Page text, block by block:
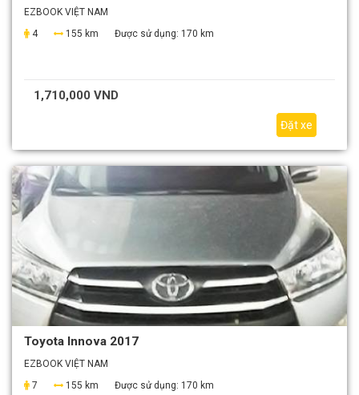
EZBOOK VIỆT NAM
4
155 km Được sử dụng: 170 km
1,710,000 VND
Đặt xe
Toyota Innova 2017
EZBOOK VIỆT NAM
7
155 km Được sử dụng: 170 km